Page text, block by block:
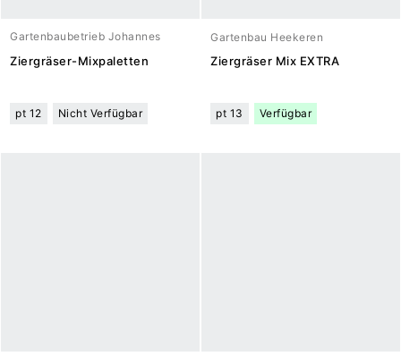
Gartenbaubetrieb Johannes
Meuwesen
Ziergräser-Mixpaletten
pt 12 Nicht Verfügbar
Gartenbau Heekeren
Ziergräser Mix EXTRA
pt 13 Verfügbar